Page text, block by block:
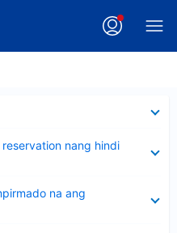
nang hindi
na ang